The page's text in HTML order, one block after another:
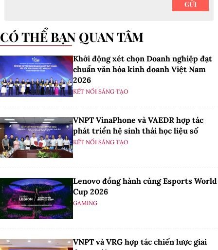
CÓ THỂ BẠN QUAN TÂM
Khởi động xét chọn Doanh nghiệp đạt
chuẩn văn hóa kinh doanh Việt Nam
2026
KẾT NỐI SÁNG TẠO
VNPT VinaPhone và VAEDR hợp tác
phát triển hệ sinh thái học liệu số
KẾT NỐI SÁNG TẠO
Lenovo đồng hành cùng Esports World
Cup 2026
GAMING
VNPT và VRG hợp tác chiến lược giai